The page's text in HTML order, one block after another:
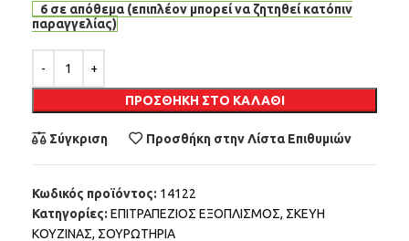
6 σε απόθεμα (επιπλέον μπορεί να ζητηθεί κατόπιν
παραγγελίας)
ΠΡΟΣΘΉΚΗ ΣΤΟ ΚΑΛΆΘΙ
Σύγκριση Προσθήκη στην Λίστα Επιθυμιών
Κωδικός προϊόντος: 14122
Κατηγορίες: ΕΠΙΤΡΑΠΕΖΙΟΣ ΕΞΟΠΛΙΣΜΟΣ, ΣΚΕΥΗ
ΚΟΥΖΙΝΑΣ, ΣΟΥΡΩΤΗΡΙΑ